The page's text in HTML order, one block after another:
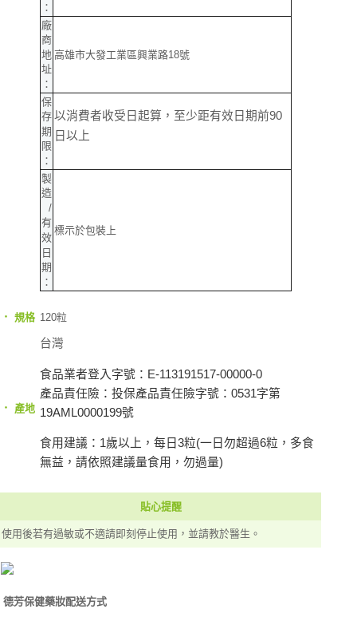
：
廠
商
地
址
：
高雄市大發工業區興業路18號
保
存
期
限
：
以消費者收受日起算，至少距有效日期前90
日以上
製
造
/
有
效
日
期
：
標示於包裝上
‧ 規格 120粒
‧ 產地
台灣
食品業者登入字號：E-113191517-00000-0
產品責任險：投保產品責任險字號：0531字第
19AML0000199號
食用建議：1歲以上，每日3粒(一日勿超過6粒，多食
無益，請依照建議量食用，勿過量)
貼心提醒
使用後若有過敏或不適請即刻停止使用，並請教於醫生。
德芳保健藥妝配送方式